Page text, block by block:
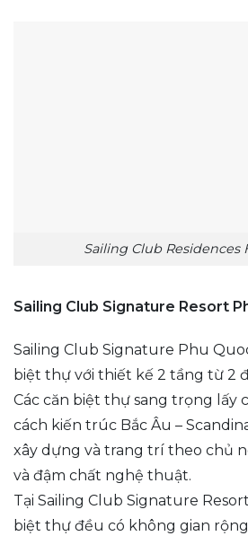
Sailing Club Residences
Sailing Club Signature Resort
Sailing Club Signature Phu
biệt thự với thiết kế 2 tầng từ 2
Các căn biệt thự sang trọng lấy
cách kiến trúc Bắc Âu –
xây dựng và trang trí theo chủ
và đậm chất nghệ thuật.
Tại Sailing Club Signature
biệt thự đều có không gian rộng